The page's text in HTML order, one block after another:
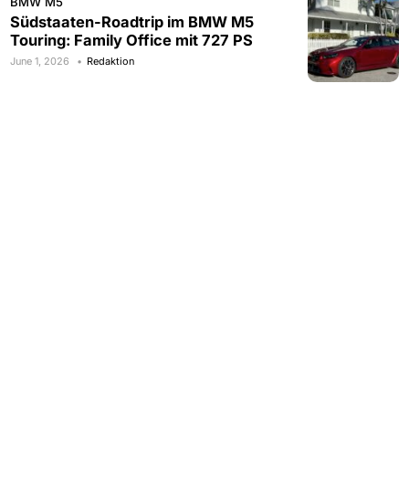
Südstaaten-Roadtrip im BMW M5
Touring: Family Office mit 727 PS
June 1, 2026 Redaktion